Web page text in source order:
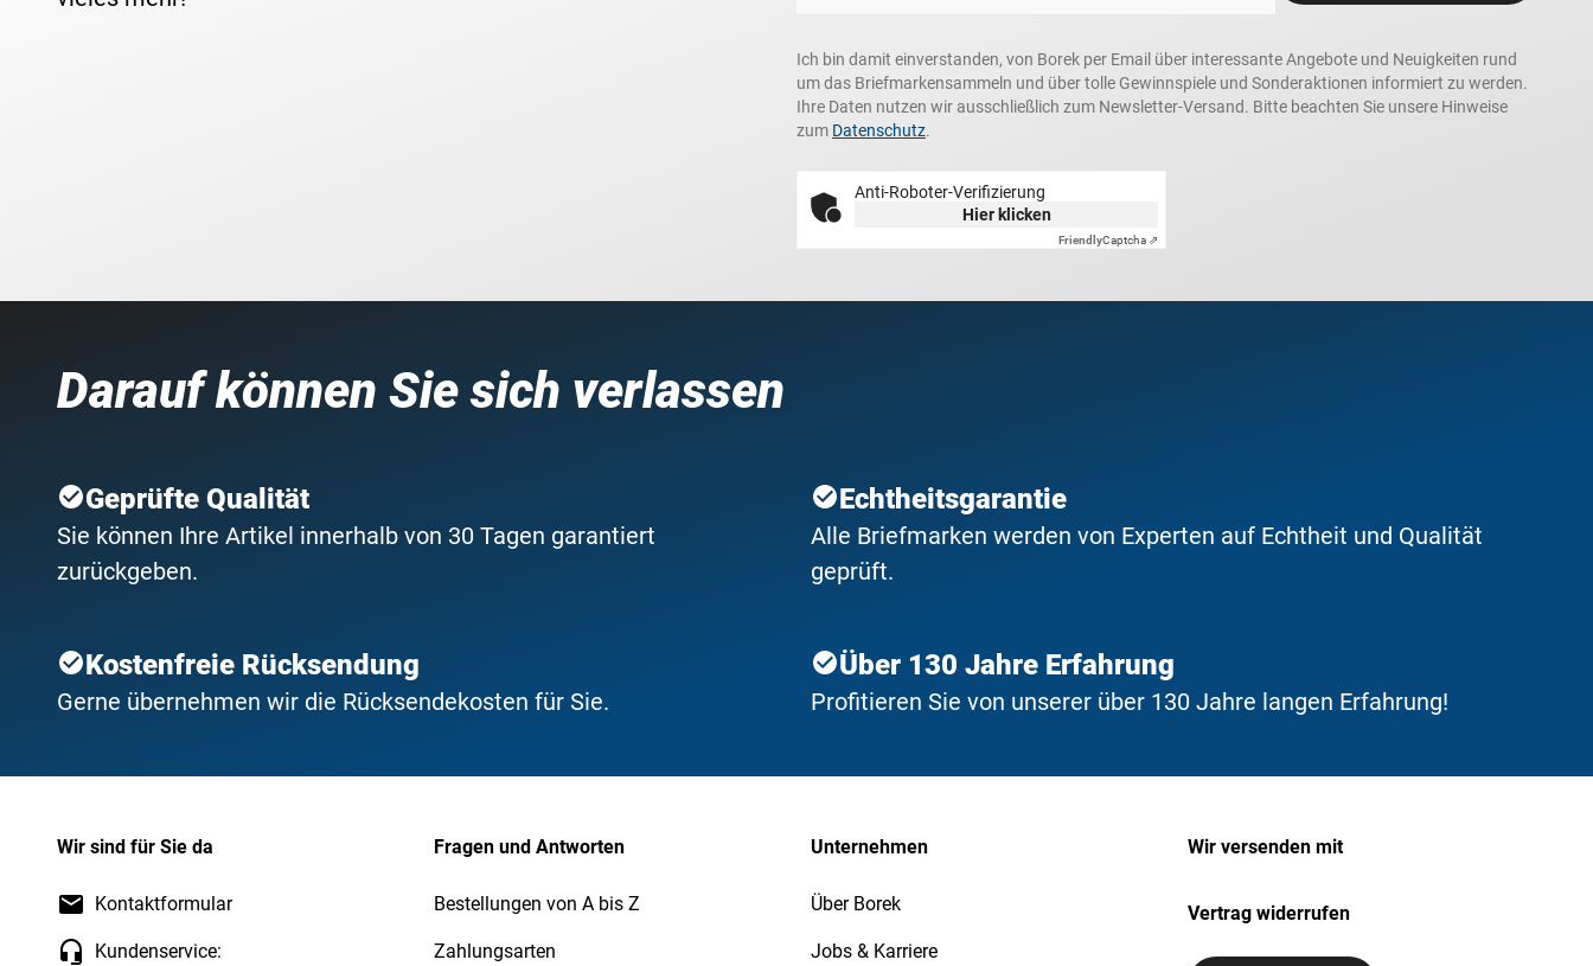
Ich bin damit einverstanden, von Borek per Email über interessante Angebote und Neuigkeiten rund
um das Briefmarkensammeln und über tolle Gewinnspiele und Sonderaktionen informiert zu werden.
Ihre Daten nutzen wir ausschließlich zum Newsletter-Versand. Bitte beachten Sie unsere Hinweise
zum Datenschutz.
Anti-Roboter-Verifizierung
Hier klicken
FriendlyCaptcha ⇗
Darauf können Sie sich verlassen
Geprüfte Qualität
Sie können Ihre Artikel innerhalb von 30 Tagen garantiert
zurückgeben.
Echtheitsgarantie
Alle Briefmarken werden von Experten auf Echtheit und Qualität
geprüft.
Kostenfreie Rücksendung
Gerne übernehmen wir die Rücksendekosten für Sie.
Über 130 Jahre Erfahrung
Profitieren Sie von unserer über 130 Jahre langen Erfahrung!
Wir sind für Sie da
Kontaktformular
Kundenservice:
Fragen und Antworten
Bestellungen von A bis Z
Zahlungsarten
Unternehmen
Über Borek
Jobs & Karriere
Wir versenden mit
Vertrag widerrufen